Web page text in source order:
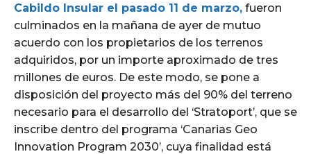
Cabildo Insular el pasado 11 de marzo, fueron
culminados en la mañana de ayer de mutuo
acuerdo con los propietarios de los terrenos
adquiridos, por un importe aproximado de tres
millones de euros. De este modo, se pone a
disposición del proyecto más del 90% del terreno
necesario para el desarrollo del ‘Stratoport’, que se
inscribe dentro del programa ‘Canarias Geo
Innovation Program 2030’, cuya finalidad está